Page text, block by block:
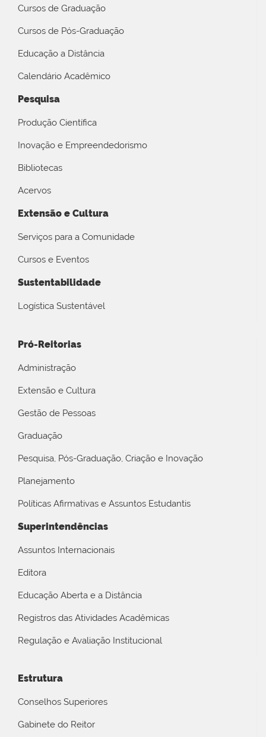
Cursos de Graduação
Cursos de Pós-Graduação
Educação a Distância
Calendário Acadêmico
Pesquisa
Produção Científica
Inovação e Empreendedorismo
Bibliotecas
Acervos
Extensão e Cultura
Serviços para a Comunidade
Cursos e Eventos
Sustentabilidade
Logística Sustentável
Pró-Reitorias
Administração
Extensão e Cultura
Gestão de Pessoas
Graduação
Pesquisa, Pós-Graduação, Criação e Inovação
Planejamento
Políticas Afirmativas e Assuntos Estudantis
Superintendências
Assuntos Internacionais
Editora
Educação Aberta e a Distância
Registros das Atividades Acadêmicas
Regulação e Avaliação Institucional
Estrutura
Conselhos Superiores
Gabinete do Reitor